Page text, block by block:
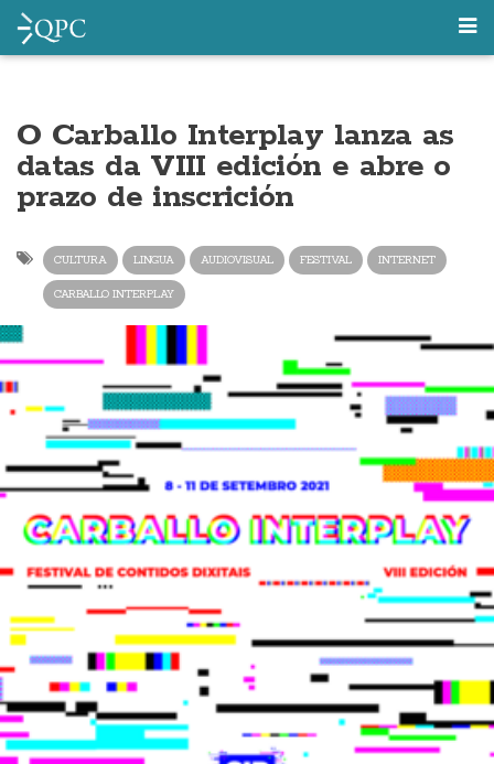
O Carballo Interplay lanza as
datas da VIII edición e abre o
prazo de inscrición
CULTURA LINGUA AUDIOVISUAL FESTIVAL INTERNET
CARBALLO INTERPLAY